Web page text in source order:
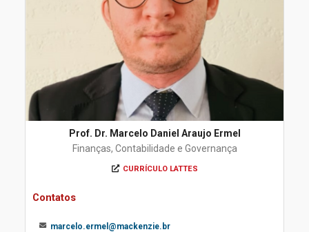
Prof. Dr. Marcelo Daniel Araujo Ermel
Finanças, Contabilidade e Governança
CURRÍCULO LATTES
Contatos
marcelo.ermel@mackenzie.br